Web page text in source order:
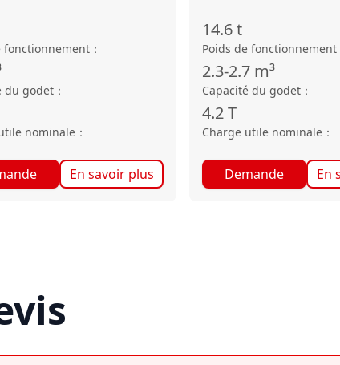
fonctionnement ：
du godet ：
nominale ：
En savoir plus
14.6t
Poids de fonctionnement
2.3-2.7 m³
Capacité du godet ：
4.2T
Charge utile nominale ：
Demande En